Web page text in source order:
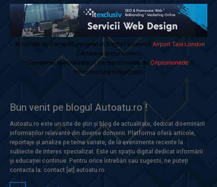
- Ai nevoie de transport aeroport in Anglia? Încearcă Airport Taxi London
Calitate la prețul corect.
- Companie specializata in tranzactionarea de Criptomonedesi
infrastructura blockchain.
Bun venit pe blogul Autoatu.ro !
Autoatu.ro este un site de știri și blog de actualitate, dedicat diseminării
informațiilor relevante din diverse domenii. Platforma oferă articole,
reportaje și analize pe teme variate, de la evenimente recente la
subiecte de interes specializat. Este un spațiu digital dedicat informării
și educației continue. Pentru orice întrebări sau sugestii, ne puteți
contacta la: contact [at] autoatu.ro